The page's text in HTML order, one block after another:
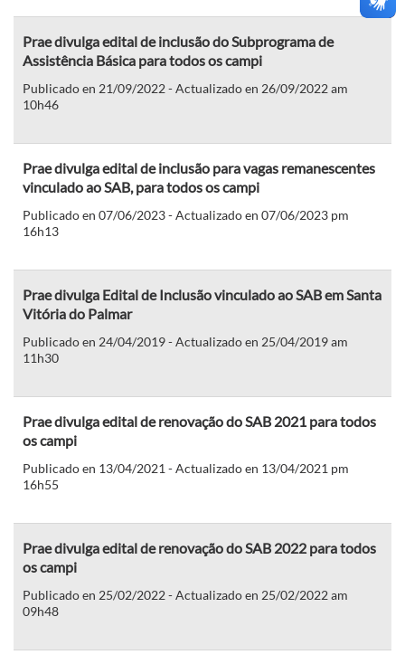
Prae divulga edital de inclusão do Subprograma de
Assistência Básica para todos os campi
Publicado en 21/09/2022 - Actualizado en 26/09/2022 am
10h46
Prae divulga edital de inclusão para vagas remanescentes
vinculado ao SAB, para todos os campi
Publicado en 07/06/2023 - Actualizado en 07/06/2023 pm
16h13
Prae divulga Edital de Inclusão vinculado ao SAB em Santa
Vitória do Palmar
Publicado en 24/04/2019 - Actualizado en 25/04/2019 am
11h30
Prae divulga edital de renovação do SAB 2021 para todos
os campi
Publicado en 13/04/2021 - Actualizado en 13/04/2021 pm
16h55
Prae divulga edital de renovação do SAB 2022 para todos
os campi
Publicado en 25/02/2022 - Actualizado en 25/02/2022 am
09h48